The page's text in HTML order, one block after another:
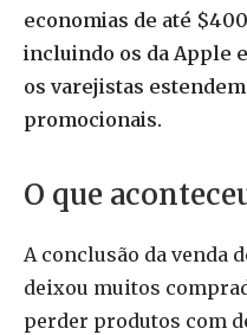
economias de até
incluindo os da Apple
os varejistas
promocionais.
O que
A conclusão da venda
deixou muitos
perder produtos com